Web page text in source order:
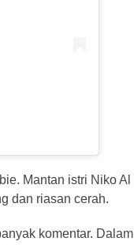
Mantan istri Niko Al
dan riasan cerah.
komentar. Dalam